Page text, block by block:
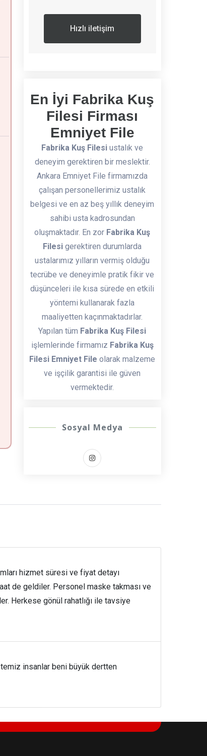
Hızlı iletişim
En İyi Fabrika Kuş
Filesi Firması
Emniyet File
Fabrika Kuş Filesi ustalık ve
deneyim gerektiren bir meslektir.
Ankara Emniyet File firmamızda
çalışan personellerimiz ustalık
belgesi ve en az beş yıllık deneyim
sahibi usta kadrosundan
oluşmaktadır. En zor Fabrika Kuş
Filesi gerektiren durumlarda
ustalarımız yılların vermiş olduğu
tecrübe ve deneyimle pratik fikir ve
düşünceleri ile kısa sürede en etkili
yöntemi kullanarak fazla
maaliyetten kaçınmaktadırlar.
Yapılan tüm Fabrika Kuş Filesi
işlemlerinde firmamız Fabrika Kuş
Filesi Emniyet Fileolarak malzeme
ve işçilik garantisi ile güven
vermektedir.
Sosyal Medya
hizmet süresi ve fiyat detayı
de geldiler. Personel maske takması ve
Herkese gönül rahatlığı ile tavsiye
insanlar beni büyük dertten